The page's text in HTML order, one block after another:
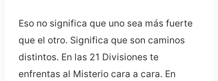
Eso no significa que uno sea más fuerte
que el otro. Significa que son caminos
distintos. En las 21 Divisiones te
enfrentas al Misterio cara a cara. En